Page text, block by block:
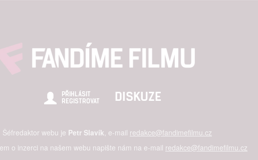
PŘIHLÁSIT
REGISTROVAT
DISKUZE
Šéfredaktor webu je Petr Slavík , e-mail redakce@fandimefilmu.cz
o inzerci na našem webu napište nám na e-mail redakce@fandimefilmu.cz
reklamy a obsahu